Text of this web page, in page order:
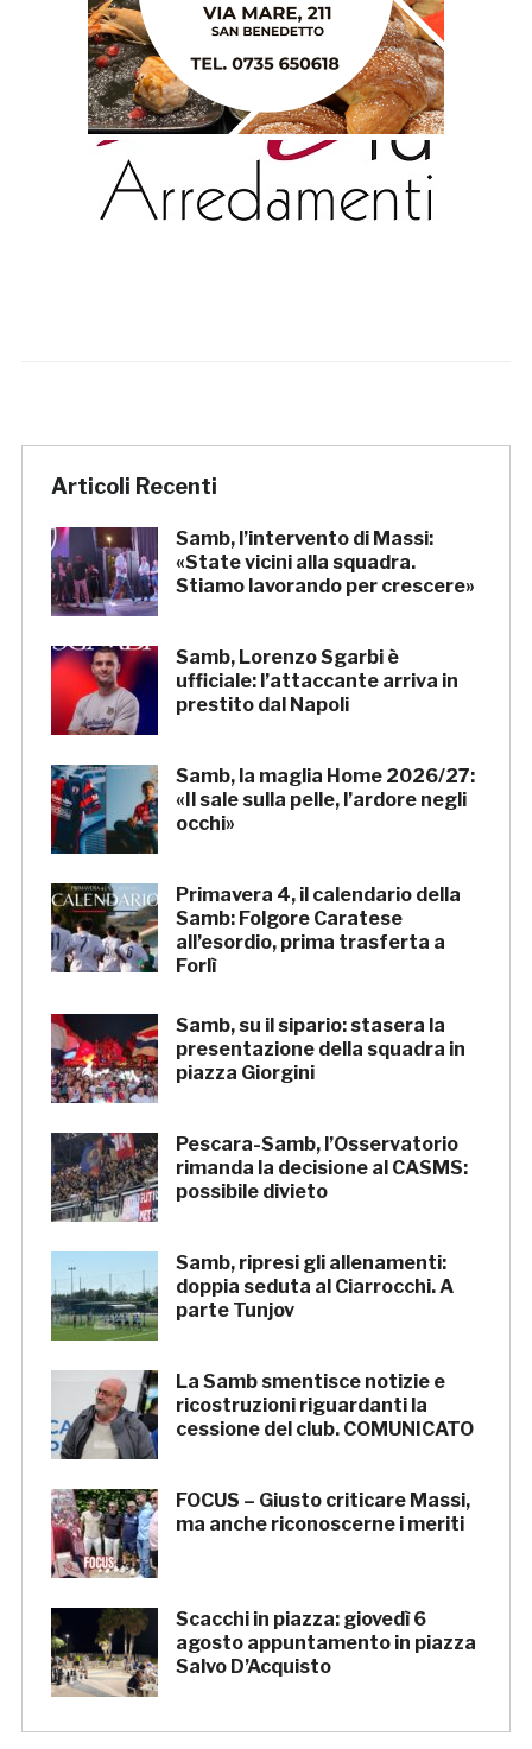
Articoli Recenti
Samb, l’intervento di Massi:
«State vicini alla squadra.
Stiamo lavorando per crescere»
Samb, Lorenzo Sgarbi è
ufficiale: l’attaccante arriva in
prestito dal Napoli
Samb, la maglia Home 2026/27:
«Il sale sulla pelle, l’ardore negli
occhi»
Primavera 4, il calendario della
Samb: Folgore Caratese
all’esordio, prima trasferta a
Forlì
Samb, su il sipario: stasera la
presentazione della squadra in
piazza Giorgini
Pescara-Samb, l’Osservatorio
rimanda la decisione al CASMS:
possibile divieto
Samb, ripresi gli allenamenti:
doppia seduta al Ciarrocchi. A
parte Tunjov
La Samb smentisce notizie e
ricostruzioni riguardanti la
cessione del club. COMUNICATO
FOCUS – Giusto criticare Massi,
ma anche riconoscerne i meriti
Scacchi in piazza: giovedì 6
agosto appuntamento in piazza
Salvo D’Acquisto